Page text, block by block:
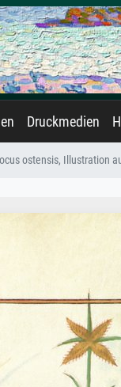
Druckmedien
ostensis, Illustration